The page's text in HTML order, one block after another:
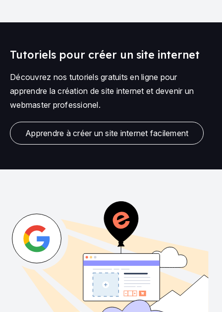
Tutoriels pour créer un site internet
Découvrez nos tutoriels gratuits en ligne pour
apprendre la création de site internet et devenir un
webmaster professionel.
Apprendre à créer un site internet facilement